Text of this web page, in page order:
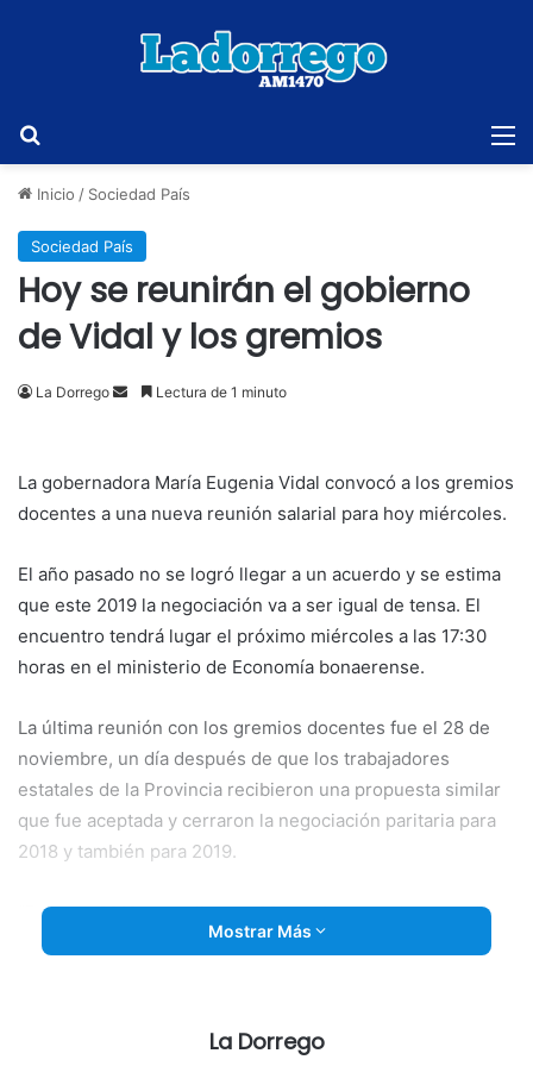
Inicio / Sociedad País
Sociedad País
Hoy se reunirán el gobierno
de Vidal y los gremios
La Dorrego
SendLectura de 1 minuto
La gobernadora María Eugenia Vidal convocó a los gremios
docentes a una nueva reunión salarial para hoy miércoles.
El año pasado no se logró llegar a un acuerdo y se estima
que este 2019 la negociación va a ser igual de tensa. El
encuentro tendrá lugar el próximo miércoles a las 17:30
horas en el ministerio de Economía bonaerense.
La última reunión con los gremios docentes fue el 28 de
noviembre, un día después de que los trabajadores
estatales de la Provincia recibieron una propuesta similar
que fue aceptada y cerraron la negociación paritaria para
2018 y también para 2019.
“Durante 2018 se realizaron 20 reuniones en las que el
gobierno provincial hizo 11 propuestas diferentes que
La última propuesta contempló 2018 y 2019 que fue
Mostrar Más
La Dorrego